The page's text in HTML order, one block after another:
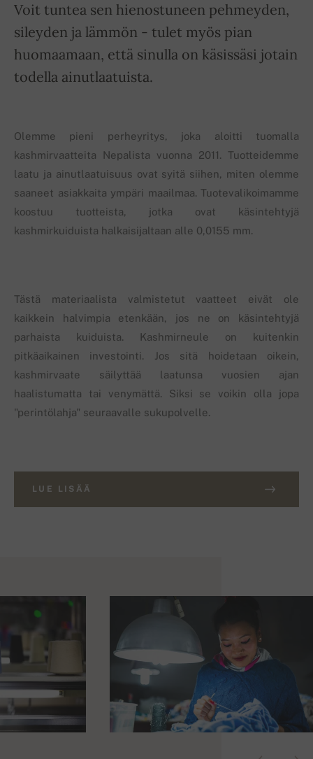
Voit tuntea sen hienostuneen pehmeyden,
sileyden ja lämmön - tulet myös pian
huomaamaan, että sinulla on käsissäsi jotain
todella ainutlaatuista.
Olemme pieni perheyritys, joka aloitti tuomalla
kashmirvaatteita Nepalista vuonna 2011. Tuotteidemme
laatu ja ainutlaatuisuus ovat syitä siihen, miten olemme
saaneet asiakkaita ympäri maailmaa. Tuotevalikoimamme
koostuu tuotteista, jotka ovat käsintehtyjä
kashmirkuiduista halkaisijaltaan alle 0,0155 mm.
Tästä materiaalista valmistetut vaatteet eivät ole
kaikkein halvimpia etenkään, jos ne on käsintehtyjä
parhaista kuiduista. Kashmirneule on kuitenkin
pitkäaikainen investointi. Jos sitä hoidetaan oikein,
kashmirvaate säilyttää laatunsa vuosien ajan
haalistumatta tai venymättä. Siksi se voikin olla jopa
"perintölahja" seuraavalle sukupolvelle.
LUE LISÄÄ